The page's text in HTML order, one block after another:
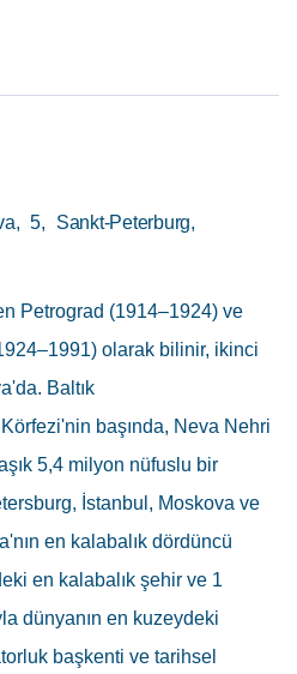
5, Sankt-Peterburg,
Petrograd (1914–1924) ve
olarak bilinir, ikinci
Baltık
başında, Neva Nehri
5,4 milyon nüfuslu bir
İstanbul, Moskova ve
en kalabalık dördüncü
en kalabalık şehir ve 1
dünyanın en kuzeydeki
başkenti ve tarihsel